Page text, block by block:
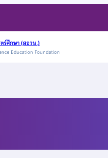
ร์ศึกษา (สอวน.)
Education Foundation